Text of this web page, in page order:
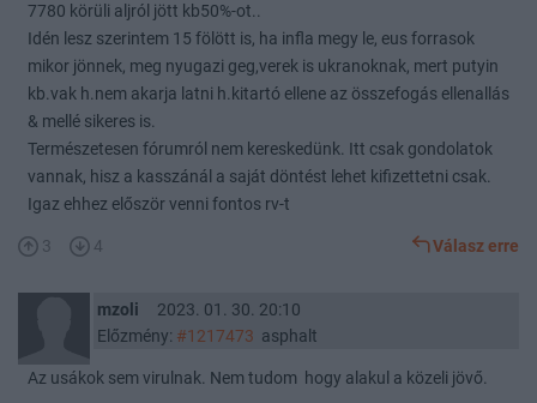
7780 körüli aljról jött kb50%-ot..
Idén lesz szerintem 15 fölött is, ha infla megy le, eus forrasok
mikor jönnek, meg nyugazi geg,verek is ukranoknak, mert putyin
kb.vak h.nem akarja latni h.kitartó ellene az összefogás ellenallás
& mellé sikeres is.
Természetesen fórumról nem kereskedünk. Itt csak gondolatok
vannak, hisz a kasszánál a saját döntést lehet kifizettetni csak.
Igaz ehhez először venni fontos rv-t
3 4 Válasz erre
mzoli
2023. 01. 30. 20:10
Előzmény: #1217473 asphalt
Az usákok sem virulnak. Nem tudom hogy alakul a közeli jövő.